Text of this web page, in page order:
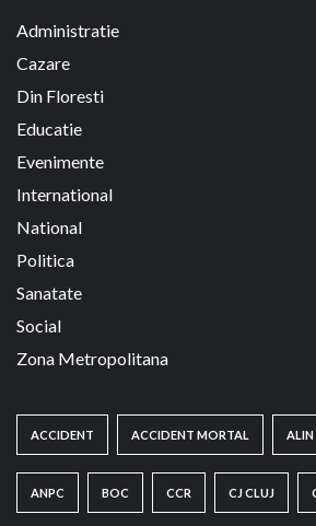
Administratie
Cazare
Din Floresti
Educatie
Evenimente
International
National
Politica
Sanatate
Social
Zona Metropolitana
ACCIDENT ACCIDENT MORTAL ALIN
ANPC BOC CCR CJ CLUJ